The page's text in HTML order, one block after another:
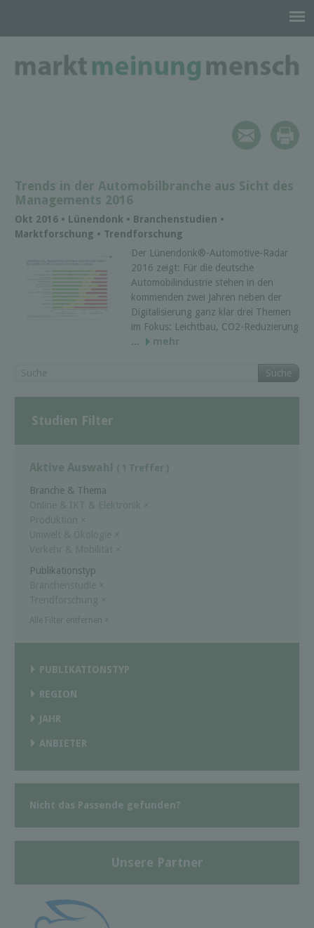
Trends in der Automobilbranche aus Sicht des
Managements 2016
Okt 2016 • Lünendonk • Branchenstudien •
Marktforschung • Trendforschung
Der Lünendonk®-Automotive-Radar
2016 zeigt: Für die deutsche
Automobilindustrie stehen in den
kommenden zwei Jahren neben der
Digitalisierung ganz klar drei Themen
im Fokus: Leichtbau, CO2-Reduzierung
...
mehr
Suche
Studien Filter
Aktive Auswahl ( 1 Treffer )
Branche & Thema
Online & IKT & Elektronik ×
Produktion ×
Umwelt & Ökologie ×
Verkehr & Mobilität ×
Publikationstyp
Branchenstudie ×
Trendforschung ×
PUBLIKATIONSTYP
REGION
JAHR
ANBIETER
Nicht das Passende gefunden?
Unsere Partner